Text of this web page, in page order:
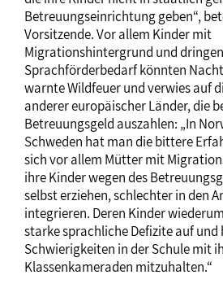
Betreuungseinrichtung geben“,
Vorsitzende. Vor allem Kinder mit
Migrationshintergrund und
Sprachförderbedarf könnten
warnte Wildfeuer und verwies auf
anderer europäischer Länder, die
Betreuungsgeld auszahlen: „In
Schweden hat man die bittere
sich vor allem Mütter mit
ihre Kinder wegen des
selbst erziehen, schlechter in den
integrieren. Deren Kinder
starke sprachliche Defizite auf und
Schwierigkeiten in der Schule mit
Klassenkameraden mitzuhalten.“